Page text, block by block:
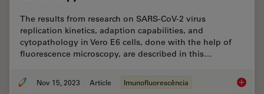
The results from research on SARS-CoV-2 virus
replication kinetics, adaption capabilities, and
cytopathology in Vero E6 cells, done with the help of
fluorescence microscopy, are described in this…
Nov 15, 2023 Article Imunofluorescência